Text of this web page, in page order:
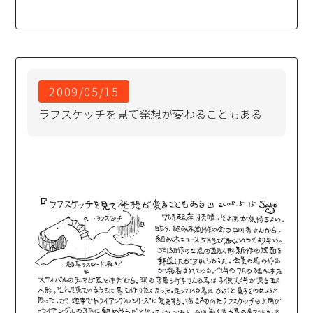
2009/05/15
ラフスケッチを見て発想が変わることもある